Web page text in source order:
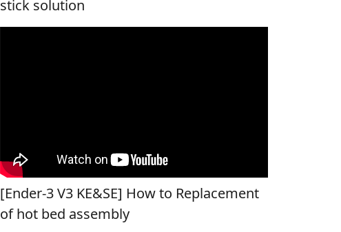
stick solution
[Ender-3 V3 KE&SE] How to Replacement
of hot bed assembly